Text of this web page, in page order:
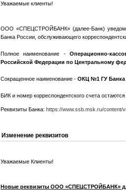
Уважаемые клиенты!
ООО «СПЕЦСТРОЙБАНК» (далее-Банк)
Банка России, обслуживающего
Полное наименование -Операционно-
Российской Федерации по Центральному
Сокращенное наименование - ОКЦ №1 ГУ Банка
БИК и номер корреспондентского счета
Реквизиты Банка: https://www.ssb.msk.ru/content/
Изменение реквизитов
Уважаемые Клиенты!
Новые реквизиты ООО «СПЕЦСТРОЙБАНК»